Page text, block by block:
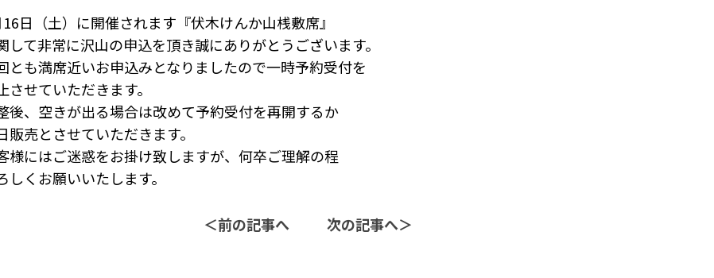
日（土）に開催されます『伏木けんか山桟敷席』
して非常に沢山の申込を頂き誠にありがとうございます。
とも満席近いお申込みとなりましたので一時予約受付を
させていただきます。
後、空きが出る場合は改めて予約受付を再開するか
販売とさせていただきます。
様にはご迷惑をお掛け致しますが、何卒ご理解の程
しくお願いいたします。
＜前の記事へ 次の記事へ＞